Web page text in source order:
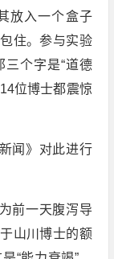
放入一个盒子
住。参与实验
三个字是“道德
位博士都震惊
闻》对此进行
前一天腹泻导
山川博士的额